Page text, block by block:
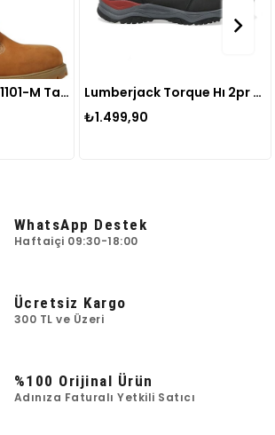
Hammer Jack 101 1101-M Tarçın Nubuk Renk TARÇIN NUBUK
Lumberjack Torque Hı 2pr Siyah Kırmızı Renk SİYAH KIRMIZI
₺1.499,90
WhatsApp Destek
Haftaiçi 09:30-18:00
Ücretsiz Kargo
300 TL ve Üzeri
%100 Orijinal Ürün
Adınıza Faturalı Yetkili Satıcı